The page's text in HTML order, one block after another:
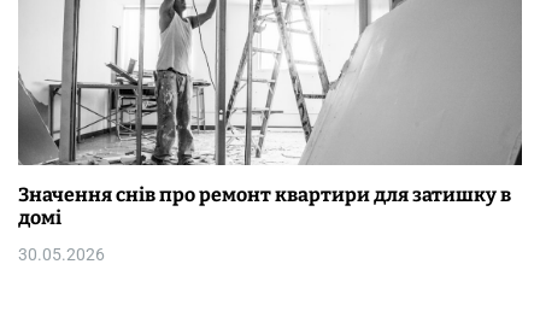
Значення снів про ремонт квартири для затишку в
домі
30.05.2026